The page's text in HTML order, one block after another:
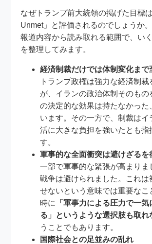
なぜトランプ前大統領の掲げた目標
Unmet」と評価されるのでしょうか。
報道内容から読み取れる範囲で、い
を整理してみます。
経済制裁だけでは体制変化まで
トランプ政権は強力な経済制裁
が、イランの政治体制そのもの
の決定的な効果は持たなかった
います。その一方で、制裁はイ
活に大きな負担を強いたとも指
す。
軍事的な全面衝突は避けざるを
一部で軍事的な緊張が高まりま
戦争は避けられました。これは
せないという意味では重要なこ
時に
「軍事力による圧力で一
る」というような選択肢も取れ
うことでもあります。
国際社会との足並みの乱れ